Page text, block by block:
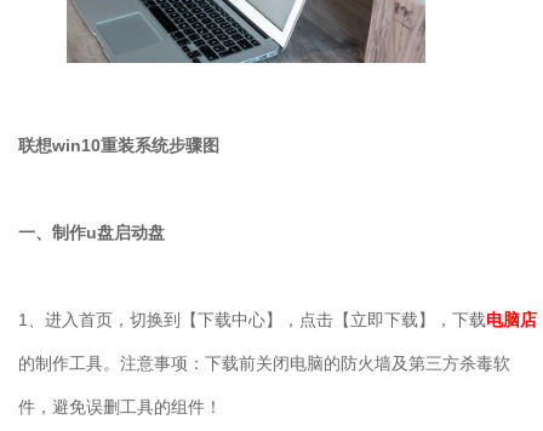
联想win10重装系统步骤图
一、制作u盘启动盘
1、进入首页，切换到【下载中心】，点击【立即下载】，下载电脑店
的制作工具。注意事项：下载前关闭电脑的防火墙及第三方杀毒软
件，避免误删工具的组件！